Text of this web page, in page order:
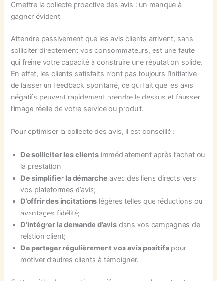
Omettre la collecte proactive des avis : un manque à
gagner évident
Attendre passivement que les avis clients arrivent, sans
solliciter directement vos consommateurs, est une faute
qui freine votre capacité à construire une réputation solide.
En effet, les clients satisfaits n’ont pas toujours l’initiative
de laisser un feedback spontané, ce qui fait que les avis
négatifs peuvent rapidement prendre le dessus et fausser
l’image réelle de votre service ou produit.
Pour optimiser la collecte des avis, il est conseillé :
De solliciter les clients immédiatement après l’achat ou
la prestation;
De simplifier la démarche avec des liens directs vers
vos plateformes d’avis;
D’offrir des incitations légères telles que réductions ou
avantages fidélité;
D’intégrer la demande d’avis dans vos campagnes de
relation client;
De partager régulièrement vos avis positifs pour
motiver d’autres clients à témoigner.